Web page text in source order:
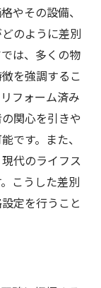
やその設備、
のように差別
は、多くの物
を強調するこ
フォーム済み
関心を引きや
です。また、
代のライフス
こうした差別
定を行うこと